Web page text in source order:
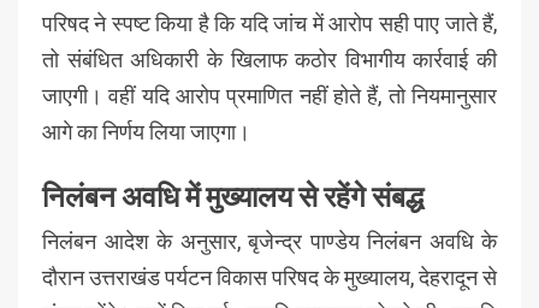
परिषद ने स्पष्ट किया है कि यदि जांच में आरोप सही पाए जाते हैं,
तो संबंधित अधिकारी के खिलाफ कठोर विभागीय कार्रवाई की
जाएगी। वहीं यदि आरोप प्रमाणित नहीं होते हैं, तो नियमानुसार
आगे का निर्णय लिया जाएगा।
निलंबन अवधि में मुख्यालय से रहेंगे संबद्ध
निलंबन आदेश के अनुसार, बृजेन्द्र पाण्डेय निलंबन अवधि के
दौरान उत्तराखंड पर्यटन विकास परिषद के मुख्यालय, देहरादून से